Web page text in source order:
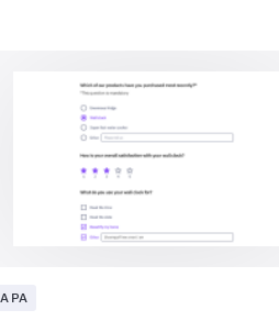
programs to other families?
PA